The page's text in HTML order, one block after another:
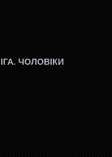
ЧОЛОВІКИ